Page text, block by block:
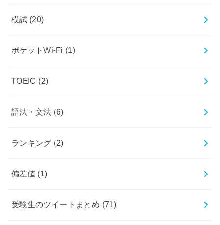
模試 (20)
ポケットWi-Fi (1)
TOEIC (2)
語法・文法 (6)
ランキング (2)
偏差値 (1)
受験生のツイートまとめ (71)